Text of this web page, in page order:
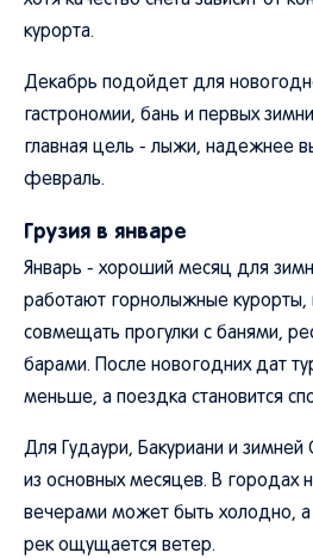
курорта.
Декабрь подойдет для
гастрономии, бань и первых
главная цель - лыжи, надежнее
февраль.
Грузия в январе
Январь - хороший месяц для
работают горнолыжные курорты,
совмещать прогулки с банями,
барами. После новогодних дат
меньше, а поездка становится
Для Гудаури, Бакуриани и зимней
из основных месяцев. В городах
вечерами может быть холодно, а
рек ощущается ветер.